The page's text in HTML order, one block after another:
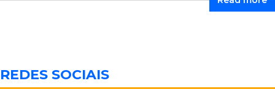
REDES SOCIAIS